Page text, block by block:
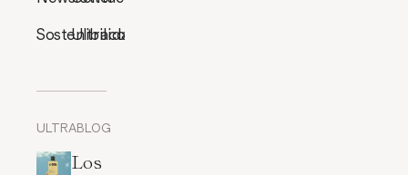
Sostenibilidad
Ultracosmética
ULTRABLOG
Los